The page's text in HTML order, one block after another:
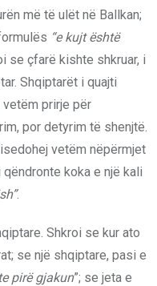
më të ulët në Ballkan;
“e kujt është
se çfarë kishte shkruar, i
Shqiptarët i quajti
prirje për
por detyrim të shenjtë.
vetëm nëpërmjet
koka e një kali
.
Shkroi se kur ato
se një shqiptare, pasi e
pirë gjakun”; se jeta e